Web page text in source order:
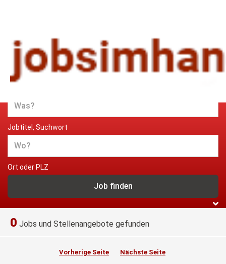
Jobs und Stellenangebote im
Handwerk
Jobtitel, Suchwort
Ort oder PLZ
0 Jobs und Stellenangebote gefunden
Vorherige Seite Nächste Seite